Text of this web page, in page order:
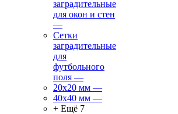
заградительные
для окон и стен
—
Сетки
заградительные
для
футбольного
поля —
20х20 мм —
40х40 мм —
+ Ещё 7